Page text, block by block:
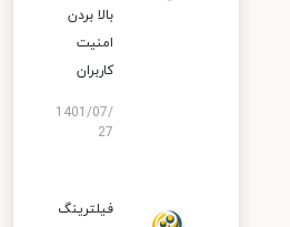
بالا بردن
امنیت
کاربران
1401/07/
27
فیلترینگ